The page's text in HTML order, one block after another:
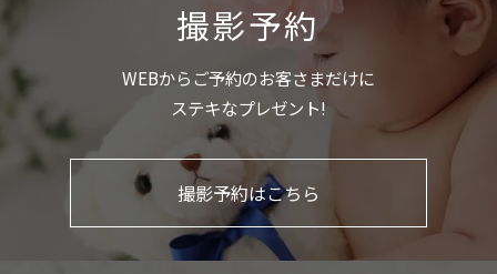
撮影予約
WEBからご予約のお客さまだけに
ステキなプレゼント!
撮影予約はこちら